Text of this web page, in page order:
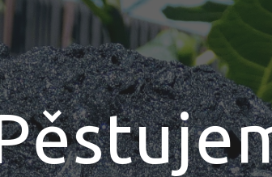
Skip to main content